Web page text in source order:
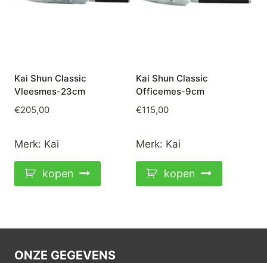
Kai Shun Classic
Vleesmes-23cm
€205,00
Merk: Kai
kopen
Kai Shun Classic
Officemes-9cm
€115,00
Merk: Kai
kopen
ONZE GEGEVENS